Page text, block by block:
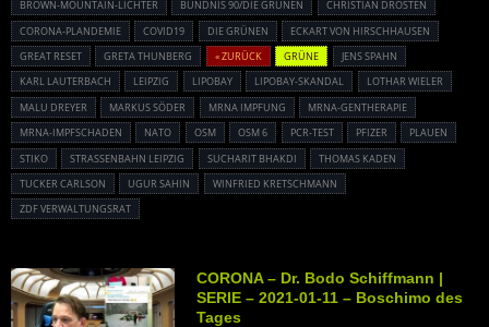
BROWN-MOUNTAIN-LICHTER
BÜNDNIS 90/DIE GRÜNEN
CHRISTIAN DROSTEN
CORONA-PLANDEMIE
COVID19 DIE GRÜNEN
ECKART VON HIRSCHHAUSEN
GREAT RESET
GRETA THUNBERG « ZURÜCK GRÜNE
JENS SPAHN
KARL LAUTERBACH
LEIPZIG LIPOBAY LIPOBAY-SKANDAL
LOTHAR WIELER
MALU DREYER
MARKUS SÖDER MRNA IMPFUNG
MRNA-GENTHERAPIE
MRNA-IMPFSCHADEN
NATO OSM OSM 6 PCR-TEST PFIZER
PLAUEN
STIKO
STRASSENBAHN LEIPZIG SUCHARIT BHAKDI
THOMAS KADEN
TUCKER CARLSON
UGUR SAHIN
WINFRIED KRETSCHMANN
ZDF VERWALTUNGSRAT
CORONA – Dr. Bodo Schiffmann |
SERIE – 2021-01-11 – Boschimo des
Tages